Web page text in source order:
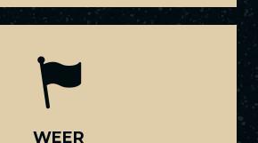
WEER